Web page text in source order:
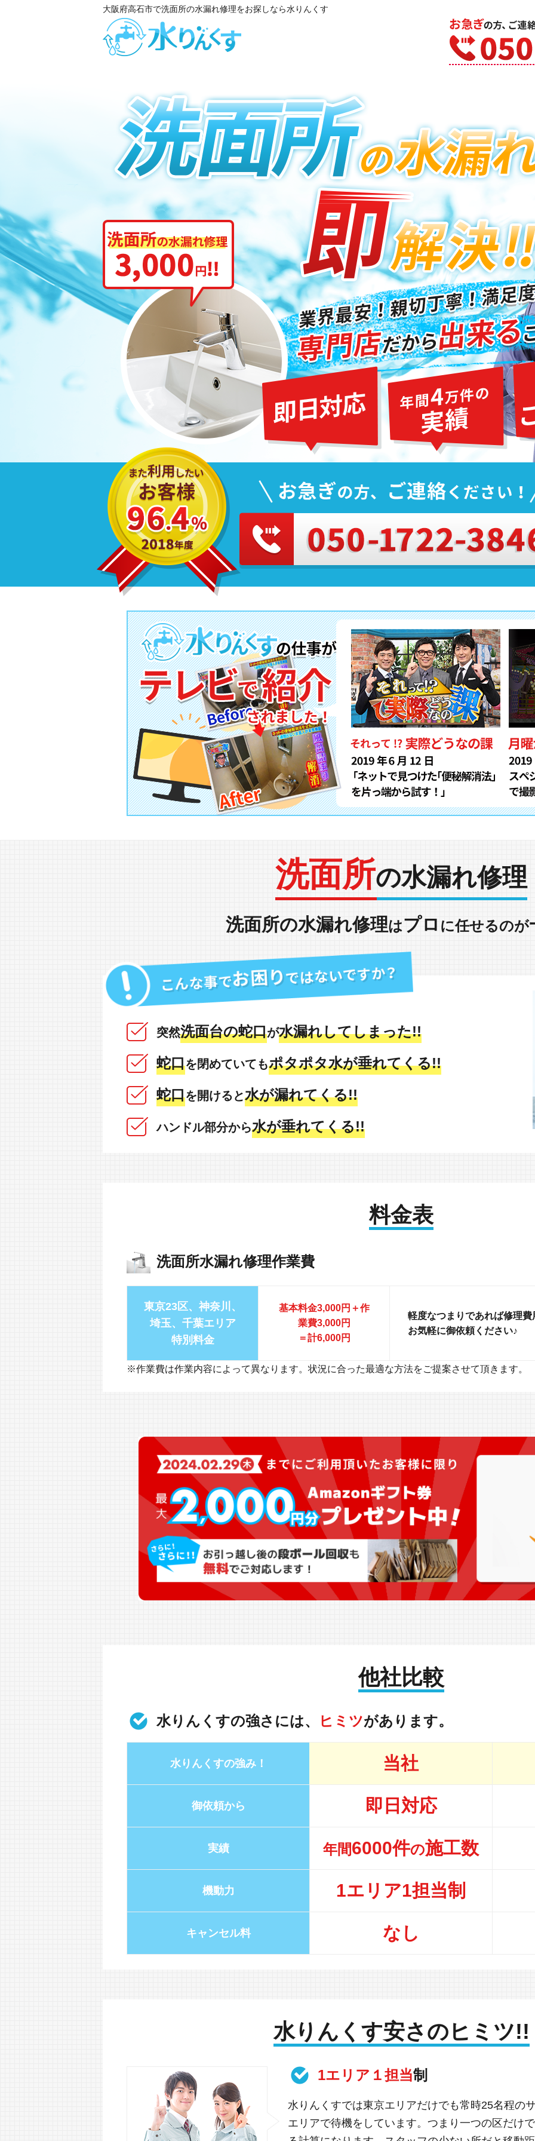
大阪府高石市で洗面所の水漏れ修理をお探しなら水りんくす
洗面所の水漏れ修理
洗面所の水漏れ修理はプロ に任せるのが
突然洗面台の蛇口が水漏れしてしまった!!
蛇口を閉めていてもポタポタ水が垂れてくる!!
蛇口を開けると水が漏れてくる!!
ハンドル部分から水が垂れてくる!!
料金表
洗面所水漏れ修理作業費
東京23区、神奈川、
埼玉、千葉エリア
特別料金
基本料金3,000円＋作
業費3,000円
＝計6,000円
軽度なつまりであれば修理
お気軽に御依頼ください♪
※作業費は作業内容によって異なります。状況に合った最適な方法をご提案させて頂きます。
他社比較
水りんくすの強さには、 ヒミツがあります。
水りんくすの強み！ 当社
御依頼から 即日対応
実績 年間6000件の施工数
機動力 1エリア1担当制
キャンセル料 なし
水りんくす安さのヒミツ!!
1エリア１担当制
水りんくすでは東京エリアだけでも常時25名程の
エリアで待機をしています。つまり一つの区だけ